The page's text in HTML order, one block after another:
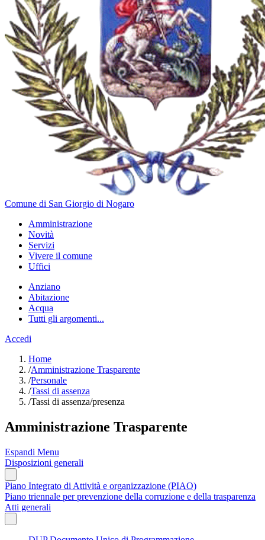
Comune di San Giorgio di Nogaro
Amministrazione
Novità
Servizi
Vivere il comune
Uffici
Anziano
Abitazione
Acqua
Tutti gli argomenti...
Accedi
Home
/Amministrazione Trasparente
/Personale
/Tassi di assenza
/Tassi di assenza/presenza
Amministrazione Trasparente
Espandi Menu
Disposizioni generali
Piano Integrato di Attività e organizzazione (PIAO)
Piano triennale per prevenzione della corruzione e della trasparenza
Atti generali